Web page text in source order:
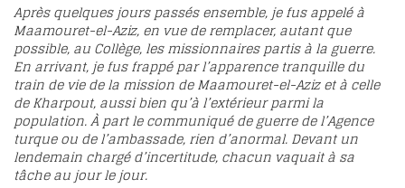
Après quelques jours passés ensemble, je fus appelé à
Maamouret-el-Aziz, en vue de remplacer, autant que
possible, au Collège, les missionnaires partis à la guerre.
En arrivant, je fus frappé par l’apparence tranquille du
train de vie de la mission de Maamouret-el-Aziz et à celle
de Kharpout, aussi bien qu’à l’extérieur parmi la
population. À part le communiqué de guerre de l’Agence
turque ou de l’ambassade, rien d’anormal. Devant un
lendemain chargé d’incertitude, chacun vaquait à sa
tâche au jour le jour.